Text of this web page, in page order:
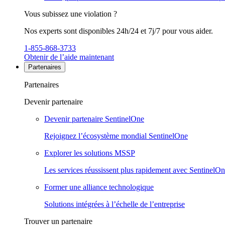
Vous subissez une violation ?
Nos experts sont disponibles 24h/24 et 7j/7 pour vous aider.
1-855-868-3733
Obtenir de l’aide maintenant
Partenaires
Partenaires
Devenir partenaire
Devenir partenaire SentinelOne
Rejoignez l’écosystème mondial SentinelOne
Explorer les solutions MSSP
Les services réussissent plus rapidement avec
Former une alliance technologique
Solutions intégrées à l’échelle de l’entreprise
Trouver un partenaire